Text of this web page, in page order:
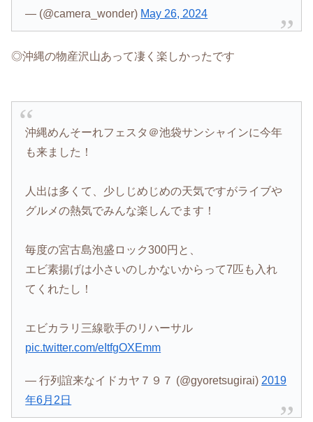
— (@camera_wonder) May 26, 2024
◎沖縄の物産沢山あって凄く楽しかったです
沖縄めんそーれフェスタ＠池袋サンシャインに今年
も来ました！
人出は多くて、少しじめじめの天気ですがライブや
グルメの熱気でみんな楽しんでます！
毎度の宮古島泡盛ロック300円と、
エビ素揚げは小さいのしかないからって7匹も入れ
てくれたし！
エビカラリ三線歌手のリハーサル
pic.twitter.com/eItfgOXEmm
— 行列誼来なイドカヤ７９７ (@gyoretsugirai) 2019
年6月2日